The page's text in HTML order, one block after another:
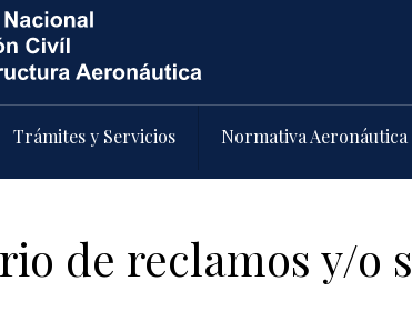
Trámites y Servicios Normativa Aeronáutica
de reclamos y/o